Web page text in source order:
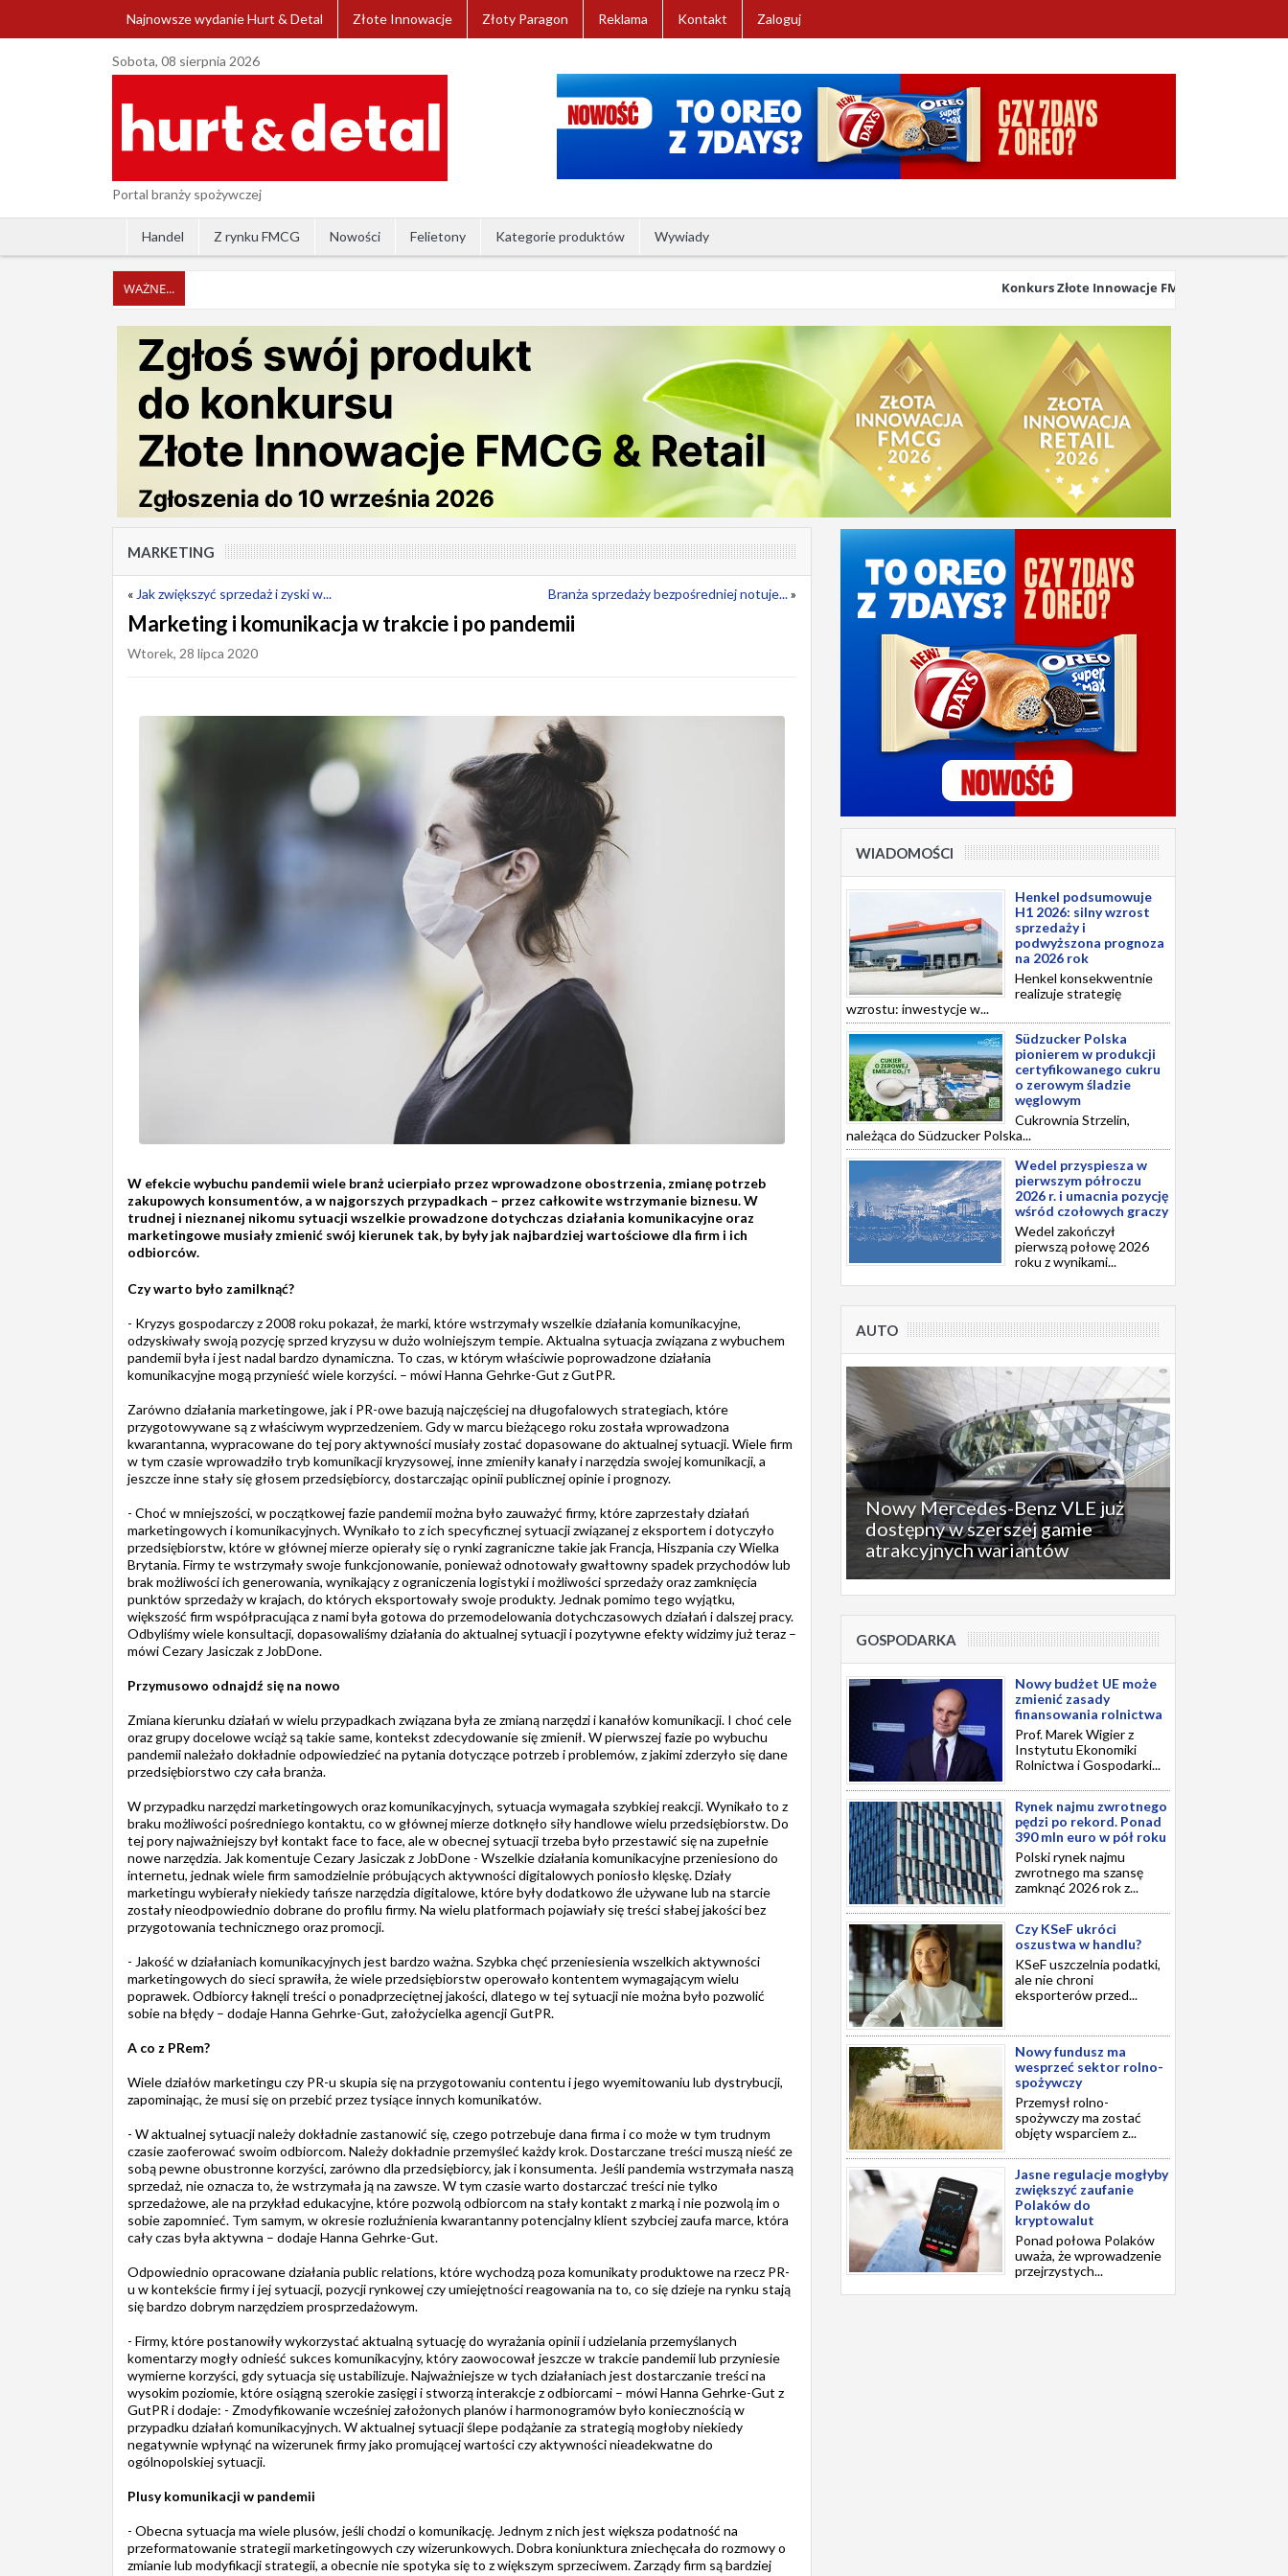
Najnowsze wydanie Hurt & Detal Złote Innowacje Złoty Paragon Reklama Kontakt Zaloguj
Sobota, 08 sierpnia 2026
Portal branży spożywczej
Handel Z rynku FMCG Nowości Felietony Kategorie produktów Wywiady
Konkurs Złote Innowacje FMCG & Retail 2026
MARKETING
« Jak zwiększyć sprzedaż i zyski w... Branża sprzedaży bezpośredniej notuje...»
Marketing i komunikacja w trakcie i po pandemii
Wtorek, 28 lipca 2020
W efekcie wybuchu pandemii wiele branż ucierpiało przez wprowadzone obostrzenia, zmianę potrzeb
zakupowych konsumentów, a w najgorszych przypadkach – przez całkowite wstrzymanie biznesu. W
trudnej i nieznanej nikomu sytuacji wszelkie prowadzone dotychczas działania komunikacyjne oraz
marketingowe musiały zmienić swój kierunek tak, by były jak najbardziej wartościowe dla firm i ich
odbiorców.
Czy warto było zamilknąć?
- Kryzys gospodarczy z 2008 roku pokazał, że marki, które wstrzymały wszelkie działania komunikacyjne,
odzyskiwały swoją pozycję sprzed kryzysu w dużo wolniejszym tempie. Aktualna sytuacja związana z wybuchem
pandemii była i jest nadal bardzo dynamiczna. To czas, w którym właściwie poprowadzone działania
komunikacyjne mogą przynieść wiele korzyści. – mówi Hanna Gehrke-Gut z GutPR.
Zarówno działania marketingowe, jak i PR-owe bazują najczęściej na długofalowych strategiach, które
przygotowywane są z właściwym wyprzedzeniem. Gdy w marcu bieżącego roku została wprowadzona
kwarantanna, wypracowane do tej pory aktywności musiały zostać dopasowane do aktualnej sytuacji. Wiele firm
w tym czasie wprowadziło tryb komunikacji kryzysowej, inne zmieniły kanały i narzędzia swojej komunikacji, a
jeszcze inne stały się głosem przedsiębiorcy, dostarczając opinii publicznej opinie i prognozy.
- Choć w mniejszości, w początkowej fazie pandemii można było zauważyć firmy, które zaprzestały działań
marketingowych i komunikacyjnych. Wynikało to z ich specyficznej sytuacji związanej z eksportem i dotyczyło
przedsiębiorstw, które w głównej mierze opierały się o rynki zagraniczne takie jak Francja, Hiszpania czy Wielka
Brytania. Firmy te wstrzymały swoje funkcjonowanie, ponieważ odnotowały gwałtowny spadek przychodów lub
brak możliwości ich generowania, wynikający z ograniczenia logistyki i możliwości sprzedaży oraz zamknięcia
punktów sprzedaży w krajach, do których eksportowały swoje produkty. Jednak pomimo tego wyjątku,
większość firm współpracująca z nami była gotowa do przemodelowania dotychczasowych działań i dalszej pracy.
Odbyliśmy wiele konsultacji, dopasowaliśmy działania do aktualnej sytuacji i pozytywne efekty widzimy już teraz –
mówi Cezary Jasiczak z JobDone.
Przymusowo odnajdź się na nowo
Zmiana kierunku działań w wielu przypadkach związana była ze zmianą narzędzi i kanałów komunikacji. I choć cele
oraz grupy docelowe wciąż są takie same, kontekst zdecydowanie się zmienił. W pierwszej fazie po wybuchu
pandemii należało dokładnie odpowiedzieć na pytania dotyczące potrzeb i problemów, z jakimi zderzyło się dane
przedsiębiorstwo czy cała branża.
W przypadku narzędzi marketingowych oraz komunikacyjnych, sytuacja wymagała szybkiej reakcji. Wynikało to z
braku możliwości pośredniego kontaktu, co w głównej mierze dotknęło siły handlowe wielu przedsiębiorstw. Do
tej pory najważniejszy był kontakt face to face, ale w obecnej sytuacji trzeba było przestawić się na zupełnie
nowe narzędzia. Jak komentuje Cezary Jasiczak z JobDone - Wszelkie działania komunikacyjne przeniesiono do
internetu, jednak wiele firm samodzielnie próbujących aktywności digitalowych poniosło klęskę. Działy
marketingu wybierały niekiedy tańsze narzędzia digitalowe, które były dodatkowo źle używane lub na starcie
zostały nieodpowiednio dobrane do profilu firmy. Na wielu platformach pojawiały się treści słabej jakości bez
przygotowania technicznego oraz promocji.
- Jakość w działaniach komunikacyjnych jest bardzo ważna. Szybka chęć przeniesienia wszelkich aktywności
marketingowych do sieci sprawiła, że wiele przedsiębiorstw operowało kontentem wymagającym wielu
poprawek. Odbiorcy łaknęli treści o ponadprzeciętnej jakości, dlatego w tej sytuacji nie można było pozwolić
sobie na błędy – dodaje Hanna Gehrke-Gut, założycielka agencji GutPR.
A co z PRem?
Wiele działów marketingu czy PR-u skupia się na przygotowaniu contentu i jego wyemitowaniu lub dystrybucji,
zapominając, że musi się on przebić przez tysiące innych komunikatów.
- W aktualnej sytuacji należy dokładnie zastanowić się, czego potrzebuje dana firma i co może w tym trudnym
czasie zaoferować swoim odbiorcom. Należy dokładnie przemyśleć każdy krok. Dostarczane treści muszą nieść ze
sobą pewne obustronne korzyści, zarówno dla przedsiębiorcy, jak i konsumenta. Jeśli pandemia wstrzymała naszą
sprzedaż, nie oznacza to, że wstrzymała ją na zawsze. W tym czasie warto dostarczać treści nie tylko
sprzedażowe, ale na przykład edukacyjne, które pozwolą odbiorcom na stały kontakt z marką i nie pozwolą im o
sobie zapomnieć. Tym samym, w okresie rozluźnienia kwarantanny potencjalny klient szybciej zaufa marce, która
cały czas była aktywna – dodaje Hanna Gehrke-Gut.
Odpowiednio opracowane działania public relations, które wychodzą poza komunikaty produktowe na rzecz PR-
u w kontekście firmy i jej sytuacji, pozycji rynkowej czy umiejętności reagowania na to, co się dzieje na rynku stają
się bardzo dobrym narzędziem prosprzedażowym.
- Firmy, które postanowiły wykorzystać aktualną sytuację do wyrażania opinii i udzielania przemyślanych
komentarzy mogły odnieść sukces komunikacyjny, który zaowocował jeszcze w trakcie pandemii lub przyniesie
wymierne korzyści, gdy sytuacja się ustabilizuje. Najważniejsze w tych działaniach jest dostarczanie treści na
wysokim poziomie, które osiągną szerokie zasięgi i stworzą interakcje z odbiorcami – mówi Hanna Gehrke-Gut z
GutPR i dodaje: - Zmodyfikowanie wcześniej założonych planów i harmonogramów było koniecznością w
przypadku działań komunikacyjnych. W aktualnej sytuacji ślepe podążanie za strategią mogłoby niekiedy
negatywnie wpłynąć na wizerunek firmy jako promującej wartości czy aktywności nieadekwatne do
ogólnopolskiej sytuacji.
Plusy komunikacji w pandemii
- Obecna sytuacja ma wiele plusów, jeśli chodzi o komunikację. Jednym z nich jest większa podatność na
przeformatowanie strategii marketingowych czy wizerunkowych. Dobra koniunktura zniechęcała do rozmowy o
zmianie lub modyfikacji strategii, a obecnie nie spotyka się to z większym sprzeciwem. Zarządy firm są bardziej
WIADOMOŚCI
Henkel podsumowuje
H1 2026: silny wzrost
sprzedaży i
podwyższona prognoza
na 2026 rok
Henkel konsekwentnie
realizuje strategię
wzrostu: inwestycje w...
Südzucker Polska
pionierem w produkcji
certyfikowanego cukru
o zerowym śladzie
węglowym
Cukrownia Strzelin,
należąca do Südzucker Polska...
Wedel przyspiesza w
pierwszym półroczu
2026 r. i umacnia pozycję
wśród czołowych graczy
Wedel zakończył
pierwszą połowę 2026
roku z wynikami...
AUTO
Nowy Mercedes-Benz VLE już
dostępny w szerszej gamie
atrakcyjnych wariantów
GOSPODARKA
Nowy budżet UE może
zmienić zasady
finansowania rolnictwa
Prof. Marek Wigier z
Instytutu Ekonomiki
Rolnictwa i Gospodarki...
Rynek najmu zwrotnego
pędzi po rekord. Ponad
390 mln euro w pół roku
Polski rynek najmu
zwrotnego ma szansę
zamknąć 2026 rok z...
Czy KSeF ukróci
oszustwa w handlu?
KSeF uszczelnia podatki,
ale nie chroni
eksporterów przed...
Nowy fundusz ma
wesprzeć sektor rolno-
spożywczy
Przemysł rolno-
spożywczy ma zostać
objęty wsparciem z...
Jasne regulacje mogłyby
zwiększyć zaufanie
Polaków do
kryptowalut
Ponad połowa Polaków
uważa, że wprowadzenie
przejrzystych...